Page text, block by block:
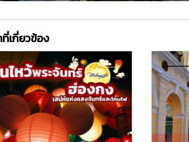
ที่เกี่ยวข้อง